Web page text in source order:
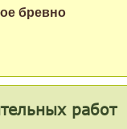
работ
бревно